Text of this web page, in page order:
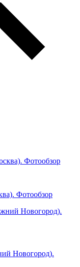
Фотообзор
Новогород).